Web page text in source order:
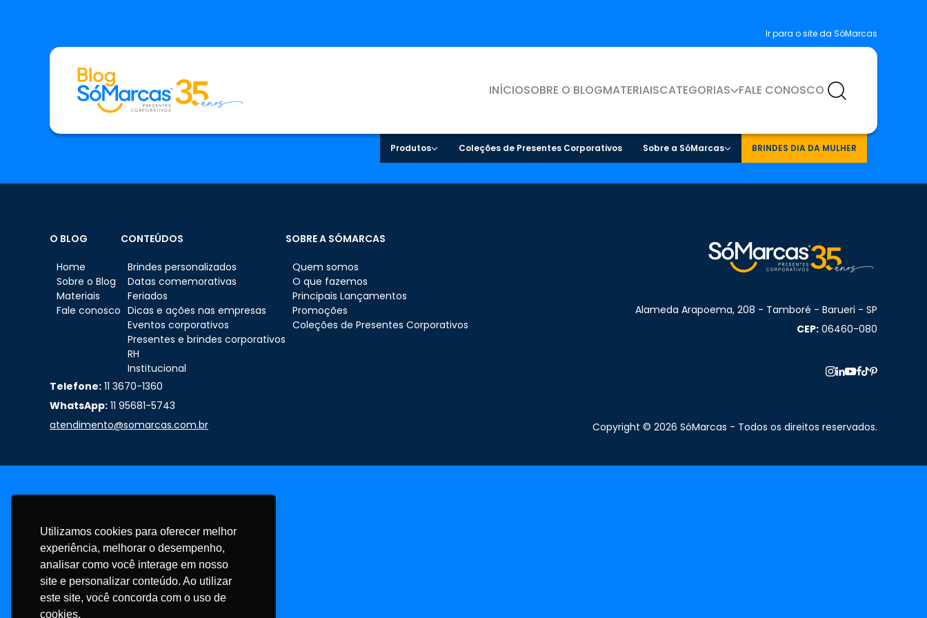
Utilizamos cookies para oferecer melhor
experiência, melhorar o desempenho,
analisar como você interage em nosso
site e personalizar conteúdo. Ao utilizar
este site, você concorda com o uso de
cookies.
Ir para o site da SóMarcas
INÍCIOSOBRE O BLOGMATERIAISCATEGORIAS FALE CONOSCO
Produtos Coleções de Presentes Corporativos Sobre a SóMarcas BRINDES DIA DA MULHER
O BLOG
Home
Sobre o Blog
Materiais
Fale conosco
CONTEÚDOS
Brindes personalizados
Datas comemorativas
Feriados
Dicas e ações nas empresas
Eventos corporativos
Presentes e brindes corporativos
RH
Institucional
SOBRE A SÓMARCAS
Quem somos
O que fazemos
Principais Lançamentos
Promoções
Coleções de Presentes Corporativos
Alameda Arapoema, 208 - Tamboré - Barueri - SP
CEP: 06460-080
Telefone: 11 3670-1360
WhatsApp: 11 95681-5743
atendimento@somarcas.com.br
Copyright © 2026 SóMarcas - Todos os direitos reservados.